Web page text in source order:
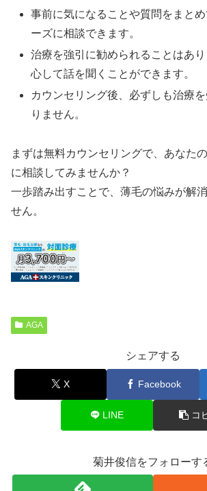
事前に気になることや質問をまと
ーズに相談できます。
治療を強引に勧められることはあ
心して話を聞くことができます。
カウンセリング後、必ずしも治療
りません。
まずは無料カウンセリングで、あなた
に相談してみませんか？
一歩踏み出すことで、薄毛の悩みが解
せん。
AGA
シェアする
X Facebook
LINE コ
菊井俊信をフォローす